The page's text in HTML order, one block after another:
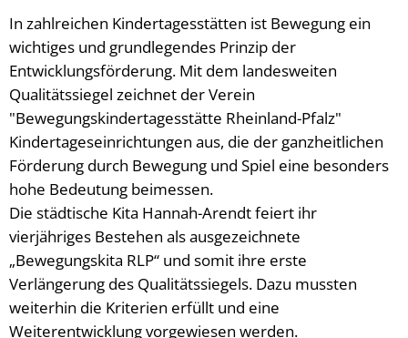
In zahlreichen Kindertagesstätten ist Bewegung ein
wichtiges und grundlegendes Prinzip der
Entwicklungsförderung. Mit dem landesweiten
Qualitätssiegel zeichnet der Verein
"Bewegungskindertagesstätte Rheinland-Pfalz"
Kindertageseinrichtungen aus, die der ganzheitlichen
Förderung durch Bewegung und Spiel eine besonders
hohe Bedeutung beimessen.
Die städtische Kita Hannah-Arendt feiert ihr
vierjähriges Bestehen als ausgezeichnete
„Bewegungskita RLP“ und somit ihre erste
Verlängerung des Qualitätssiegels. Dazu mussten
weiterhin die Kriterien erfüllt und eine
Weiterentwicklung vorgewiesen werden.